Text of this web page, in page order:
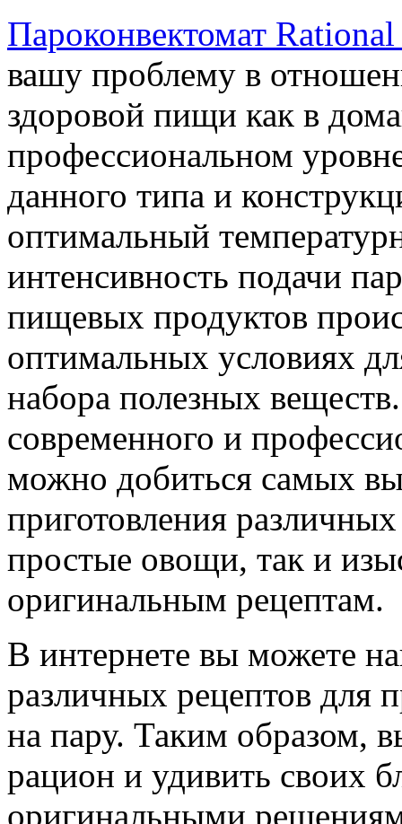
Пароконвектомат
вашу проблему в
здоровой пищи как в
профессиональном
данного типа и
оптимальный
интенсивность подачи
пищевых продуктов
оптимальных условиях
набора полезных
современного и
можно добиться самых
приготовления
простые овощи, так и
оригинальным рецептам.
В интернете вы можете
различных рецептов для
на пару. Таким образом,
рацион и удивить своих
оригинальными